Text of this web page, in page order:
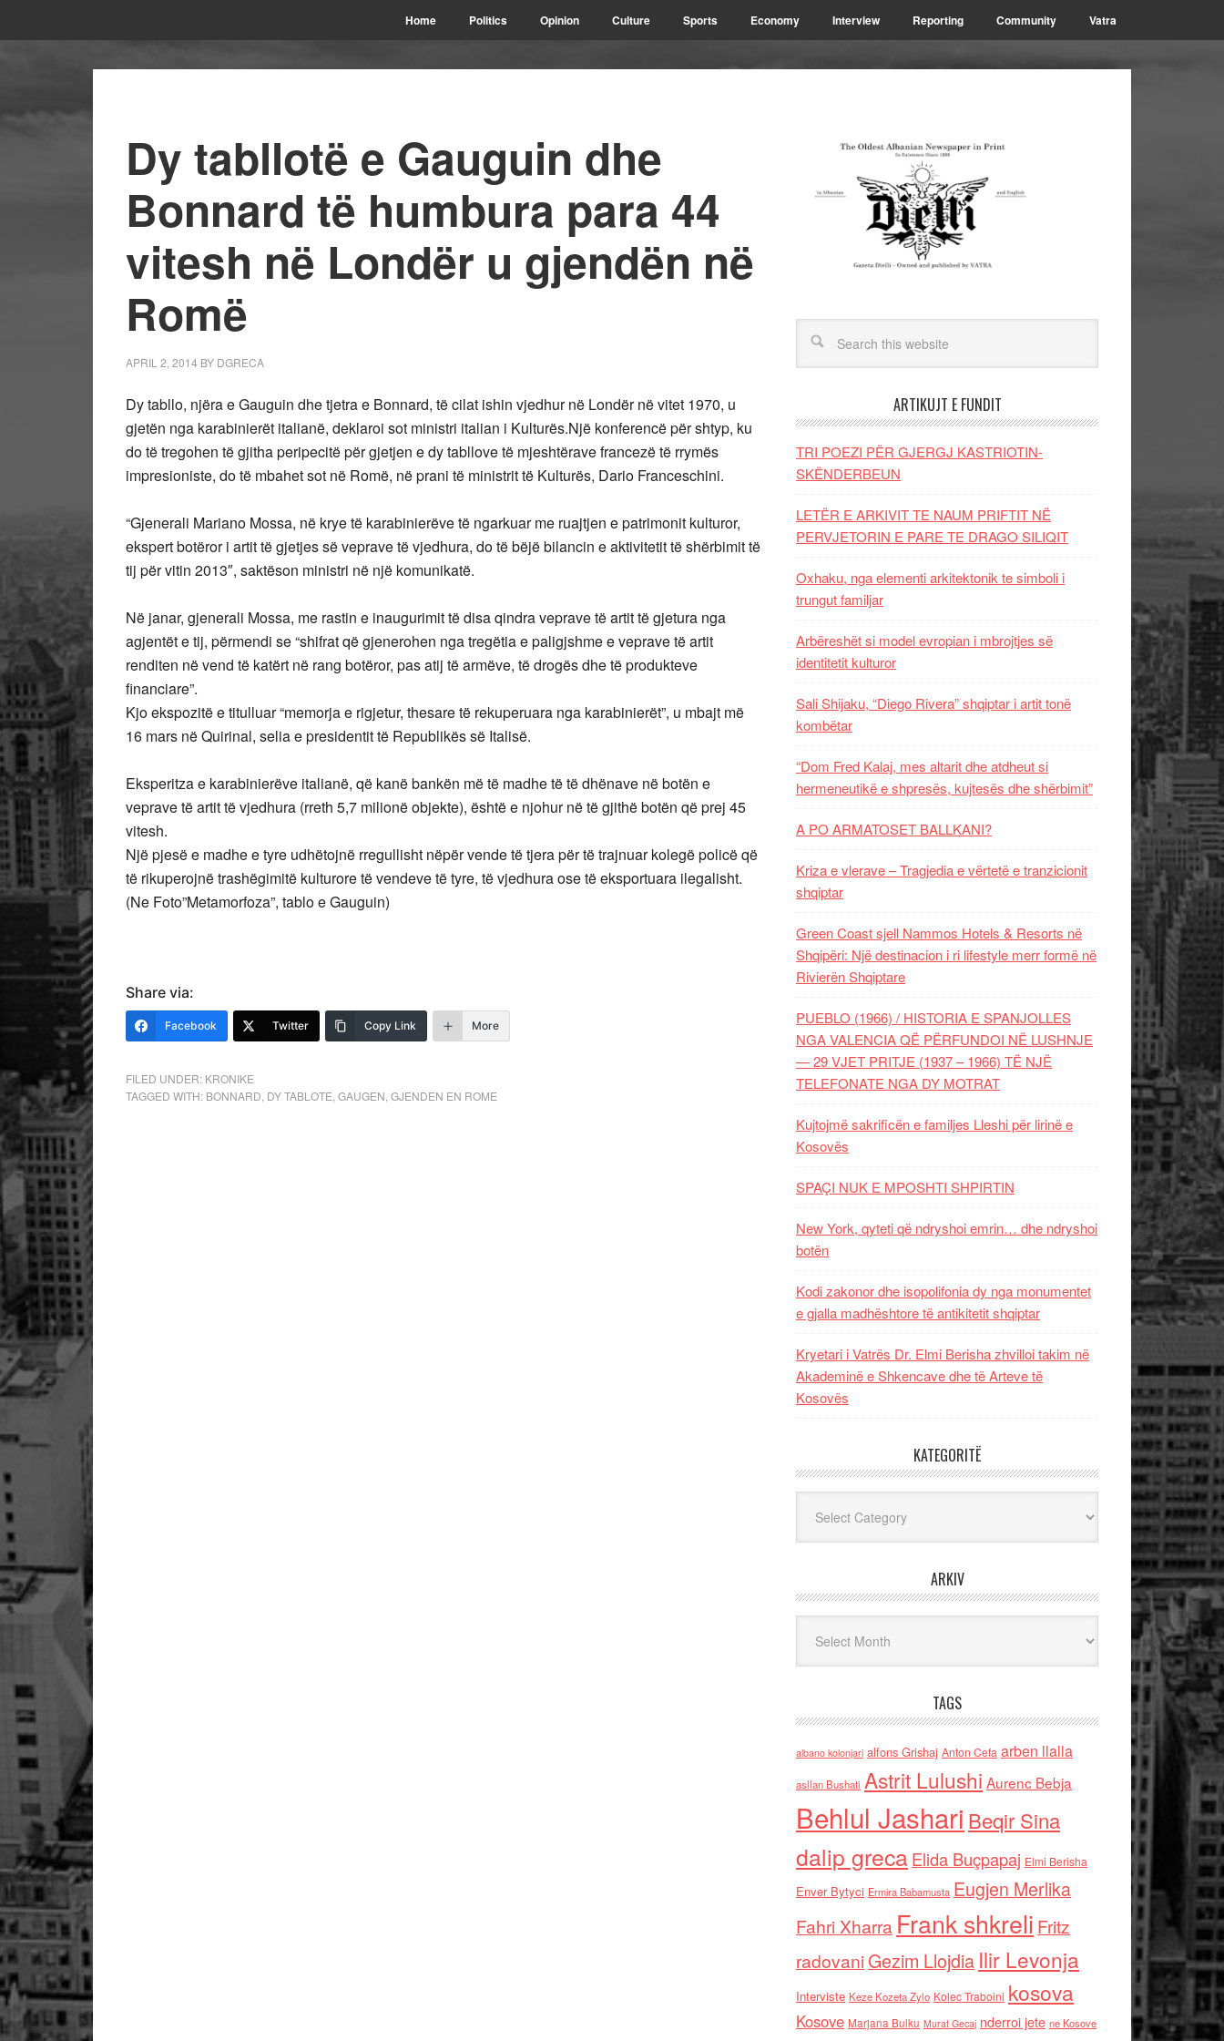
Home Politics Opinion Culture Sports Economy Interview Reporting Community Vatra
Dy tabllotë e Gauguin dhe
Bonnard të humbura para 44
vitesh në Londër u gjendën në
Romë
APRIL 2, 2014 BY DGRECA
Dy tabllo, njëra e Gauguin dhe tjetra e Bonnard, të cilat ishin vjedhur në Londër në vitet 1970, u
gjetën nga karabinierët italianë, deklaroi sot ministri italian i Kulturës.Një konferencë për shtyp, ku
do të tregohen të gjitha peripecitë për gjetjen e dy tabllove të mjeshtërave francezë të rrymës
impresioniste, do të mbahet sot në Romë, në prani të ministrit të Kulturës, Dario Franceschini.
“Gjenerali Mariano Mossa, në krye të karabinierëve të ngarkuar me ruajtjen e patrimonit kulturor,
ekspert botëror i artit të gjetjes së veprave të vjedhura, do të bëjë bilancin e aktivitetit të shërbimit të
tij për vitin 2013″, saktëson ministri në një komunikatë.
Në janar, gjenerali Mossa, me rastin e inaugurimit të disa qindra veprave të artit të gjetura nga
agjentët e tij, përmendi se “shifrat që gjenerohen nga tregëtia e paligjshme e veprave të artit
renditen në vend të katërt në rang botëror, pas atij të armëve, të drogës dhe të produkteve
financiare”.
Kjo ekspozitë e titulluar “memorja e rigjetur, thesare të rekuperuara nga karabinierët”, u mbajt më
16 mars në Quirinal, selia e presidentit të Republikës së Italisë.
Eksperitza e karabinierëve italianë, që kanë bankën më të madhe të të dhënave në botën e
veprave të artit të vjedhura (rreth 5,7 milionë objekte), është e njohur në të gjithë botën që prej 45
vitesh.
Një pjesë e madhe e tyre udhëtojnë rregullisht nëpër vende të tjera për të trajnuar kolegë policë që
të rikuperojnë trashëgimitë kulturore të vendeve të tyre, të vjedhura ose të eksportuara ilegalisht.
(Ne Foto”Metamorfoza”, tablo e Gauguin)
Share via:
Facebook Twitter Copy Link More
FILED UNDER: KRONIKE
TAGGED WITH: BONNARD DY TABLOTE GAUGEN GJENDEN EN ROME
ARTIKUJT E FUNDIT
TRI POEZI PËR GJERGJ KASTRIOTIN-
SKËNDERBEUN
LETËR E ARKIVIT TE NAUM PRIFTIT NË
PERVJETORIN E PARE TE DRAGO SILIQIT
Oxhaku, nga elementi arkitektonik te simboli i
trungut familjar
Arbëreshët si model evropian i mbrojtjes së
identitetit kulturor
Sali Shijaku, “Diego Rivera” shqiptar i artit tonë
kombëtar
“Dom Fred Kalaj, mes altarit dhe atdheut si
hermeneutikë e shpresës, kujtesës dhe shërbimit”
A PO ARMATOSET BALLKANI?
Kriza e vlerave – Tragjedia e vërtetë e tranzicionit
shqiptar
Green Coast sjell Nammos Hotels & Resorts në
Shqipëri: Një destinacion i ri lifestyle merr formë në
Rivierën Shqiptare
PUEBLO (1966) / HISTORIA E SPANJOLLES
NGA VALENCIA QË PËRFUNDOI NË LUSHNJE
— 29 VJET PRITJE (1937 – 1966) TË NJË
TELEFONATE NGA DY MOTRAT
Kujtojmë sakrificën e familjes Lleshi për lirinë e
Kosovës
SPAÇI NUK E MPOSHTI SHPIRTIN
New York, qyteti që ndryshoi emrin… dhe ndryshoi
botën
Kodi zakonor dhe isopolifonia dy nga monumentet
e gjalla madhështore të antikitetit shqiptar
Kryetari i Vatrës Dr. Elmi Berisha zhvilloi takim në
Akademinë e Shkencave dhe të Arteve të
Kosovës
KATEGORITË
ARKIV
TAGS
albano kolonjari alfons Grishaj Anton Cefa arben llalla
asllan Bushati Astrit Lulushi Aurenc Bebja
Behlul Jashari Beqir Sina
dalip grecaElida Buçpapaj Elmi Berisha
Enver Bytyci Ermira Babamusta Eugjen Merlika
Fahri Xharra Frank shkreli Fritz
radovaniGezim Llojdia Ilir Levonja
Interviste Keze Kozeta Zylo Kolec Traboini kosova
Kosove Marjana Bulku Murat Gecaj nderroi jete ne Kosove